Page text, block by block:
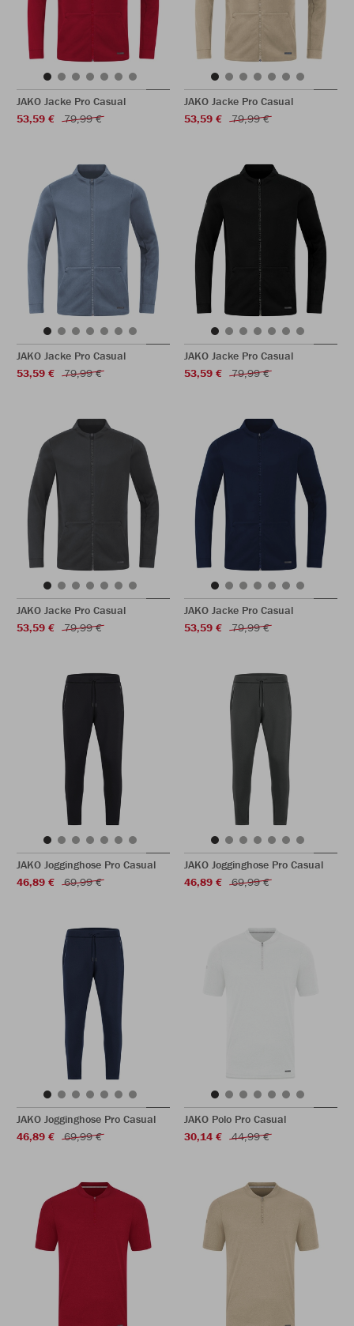
JAKO Jacke Pro Casual
53,59 €
79,99 €
JAKO Jacke Pro Casual
53,59 €
79,99 €
JAKO Jacke Pro Casual
53,59 €
79,99 €
JAKO Jacke Pro Casual
53,59 €
79,99 €
JAKO Jacke Pro Casual
53,59 €
79,99 €
JAKO Jacke Pro Casual
53,59 €
79,99 €
JAKO Jogginghose Pro Casual
46,89 €
69,99 €
JAKO Jogginghose Pro Casual
46,89 €
69,99 €
JAKO Jogginghose Pro Casual
46,89 €
69,99 €
JAKO Polo Pro Casual
30,14 €
44,99 €